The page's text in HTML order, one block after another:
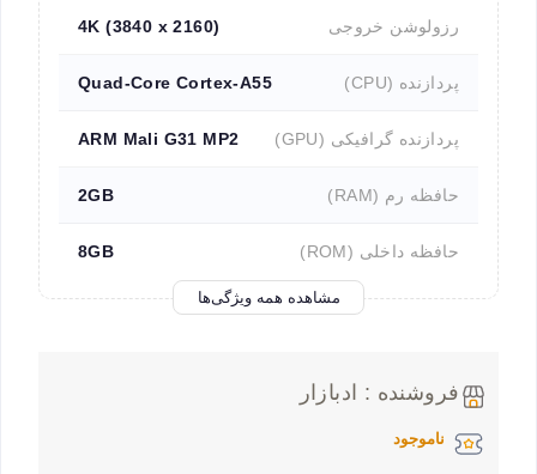
رزولوشن خروجی 4K (3840 x 2160)
پردازنده (CPU) Quad-Core Cortex-A55
پردازنده گرافیکی (GPU) ARM Mali G31 MP2
حافظه رم (RAM) 2GB
حافظه داخلی (ROM) 8GB
مشاهده همه ویژگی‌ها
فروشنده : ادبازار
ناموجود